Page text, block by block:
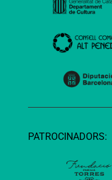
PATROCINADORS: